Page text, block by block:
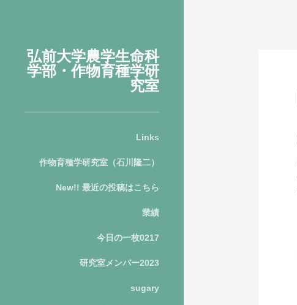
弘前大学農学生命科
学部・作物育種学研
究室
Links
作物育種学研究室（石川隆二）
New!! 最近の投稿はこちら
業績
今日の一枚0217
研究室メンバー2023
sugary